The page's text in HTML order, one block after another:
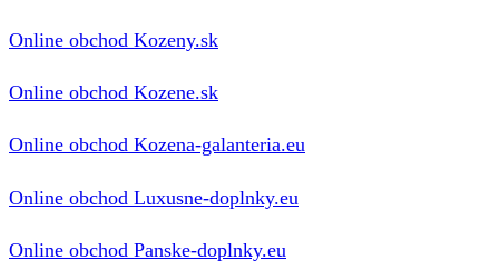
Online obchod Kozeny.sk
Online obchod Kozene.sk
Online obchod Kozena-galanteria.eu
Online obchod Luxusne-doplnky.eu
Online obchod Panske-doplnky.eu